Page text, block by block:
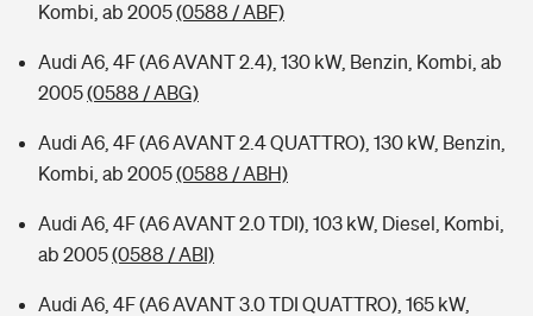
Kombi, ab 2005(0588 / ABF)
Audi A6, 4F (A6 AVANT 2.4), 130 kW, Benzin, Kombi, ab
2005(0588 / ABG)
Audi A6, 4F (A6 AVANT 2.4 QUATTRO), 130 kW, Benzin,
Kombi, ab 2005(0588 / ABH)
Audi A6, 4F (A6 AVANT 2.0 TDI), 103 kW, Diesel, Kombi,
ab 2005(0588 / ABI)
Audi A6, 4F (A6 AVANT 3.0 TDI QUATTRO), 165 kW,